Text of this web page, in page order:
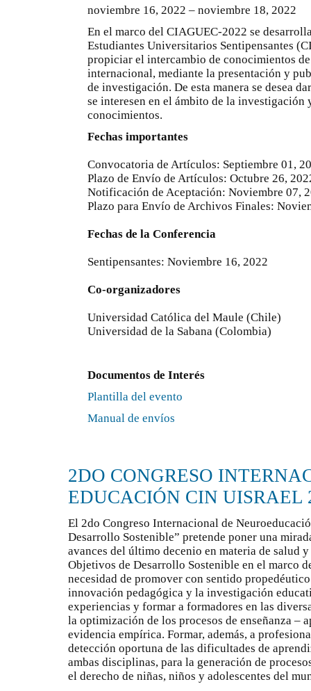
noviembre 16, 2022 – noviembre 18, 2022
En el marco del CIAGUEC-2022 se
Estudiantes Universitarios Sentipensantes
propiciar el intercambio de conocimientos
internacional, mediante la presentación y
de investigación. De esta manera se desea
se interesen en el ámbito de la
conocimientos.
Fechas importantes
Convocatoria de Artículos: Septiembre 01,
Plazo de Envío de Artículos: Octubre 26,
Notificación de Aceptación: Noviembre 07,
Plazo para Envío de Archivos Finales:
Fechas de la Conferencia
Sentipensantes: Noviembre 16, 2022
Co-organizadores
Universidad Católica del Maule (Chile)
Universidad de la Sabana (Colombia)
Documentos de Interés
Plantilla del evento
Manual de envíos
2DO CONGRESO
EDUCACIÓN CIN UISRAEL
El 2do Congreso Internacional de
Desarrollo Sostenible” pretende poner una
avances del último decenio en materia de salud
Objetivos de Desarrollo Sostenible en el marco
necesidad de promover con sentido
innovación pedagógica y la investigación
experiencias y formar a formadores en las
la optimización de los procesos de enseñanza –
evidencia empírica. Formar, además, a
detección oportuna de las dificultades de
ambas disciplinas, para la generación de
el derecho de niñas, niños y adolescentes del